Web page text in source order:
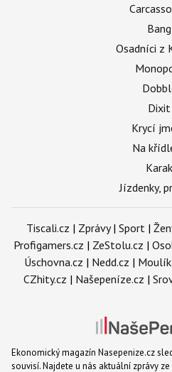
Bang
Osadníci z
Dixit
Krycí
Na
Karak
Jízdenky,
Tiscali.cz | Zprávy| Sport |
Profigamers.cz | ZeStolu.cz |
Úschovna.cz | Nedd.cz |
CZhity.cz | Našepeníze.cz |
Ekonomický magazín Nasepenize.cz
souvisí. Najdete u nás aktuální zprávy